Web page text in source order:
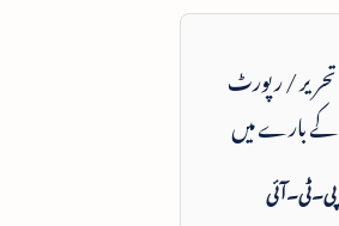
تحریر / رپورٹ
کے بارے میں
پی۔ٹی۔آئی